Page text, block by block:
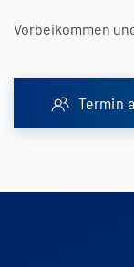
Vorbeikommen
Termin